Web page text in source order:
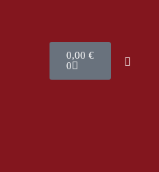
0,00€
0